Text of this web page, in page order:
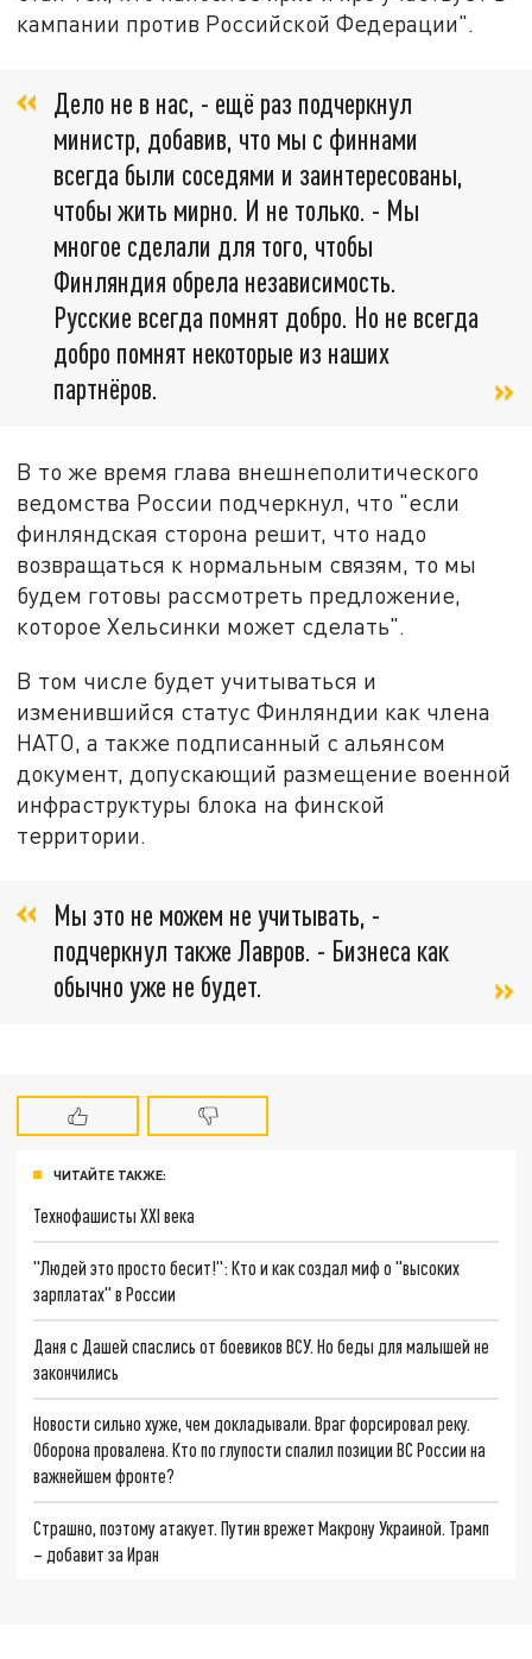
кампании против Российской Федерации".
Дело не в нас, - ещё раз подчеркнул
министр, добавив, что мы с финнами
всегда были соседями и заинтересованы,
чтобы жить мирно. И не только. - Мы
многое сделали для того, чтобы
Финляндия обрела независимость.
Русские всегда помнят добро. Но не всегда
добро помнят некоторые из наших
партнёров.
В то же время глава внешнеполитического
ведомства России подчеркнул, что "если
финляндская сторона решит, что надо
возвращаться к нормальным связям, то мы
будем готовы рассмотреть предложение,
которое Хельсинки может сделать".
В том числе будет учитываться и
изменившийся статус Финляндии как члена
НАТО, а также подписанный с альянсом
документ, допускающий размещение военной
инфраструктуры блока на финской
территории.
Мы это не можем не учитывать, -
подчеркнул также Лавров. - Бизнеса как
обычно уже не будет.
ЧИТАЙТЕ ТАКЖЕ:
Технофашисты XXI века
"Людей это просто бесит!": Кто и как создал миф о "высоких
зарплатах" в России
Даня с Дашей спаслись от боевиков ВСУ. Но беды для малышей не
закончились
Новости сильно хуже, чем докладывали. Враг форсировал реку.
Оборона провалена. Кто по глупости спалил позиции ВС России на
важнейшем фронте?
Страшно, поэтому атакует. Путин врежет Макрону Украиной. Трамп
– добавит за Иран